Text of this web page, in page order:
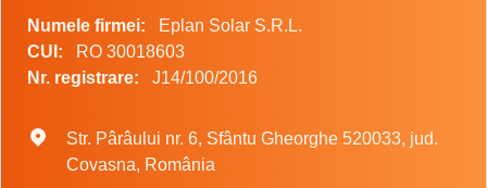
Numele firmei:
Eplan Solar S.R.L.
CUI:
RO 30018603
Nr. registrare:
J14/100/2016
Postal address
Str. Pârâului nr. 6, Sfântu Gheorghe 520033, jud.
Covasna, România